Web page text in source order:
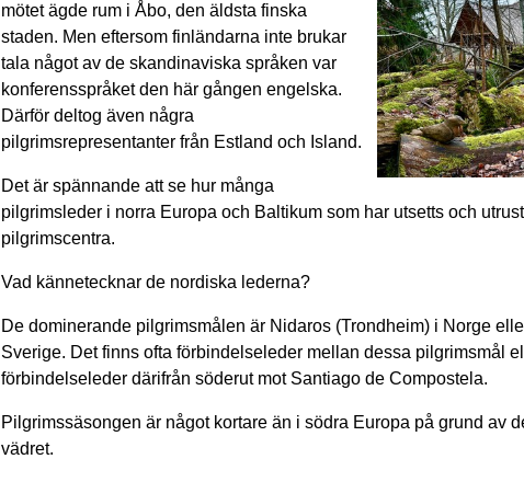
mötet ägde rum i Åbo, den äldsta finska
staden. Men eftersom finländarna inte brukar
tala något av de skandinaviska språken var
konferensspråket den här gången engelska.
Därför deltog även några
pilgrimsrepresentanter från Estland och Island.
Det är spännande att se hur många
pilgrimsleder i norra Europa och Baltikum som har utsetts och
pilgrimscentra.
Vad kännetecknar de nordiska lederna?
De dominerande pilgrimsmålen är Nidaros (Trondheim) i Norge
Sverige. Det finns ofta förbindelseleder mellan dessa pilgrimsmål
förbindelseleder därifrån söderut mot Santiago de Compostela.
Pilgrimssäsongen är något kortare än i södra Europa på grund av
vädret.